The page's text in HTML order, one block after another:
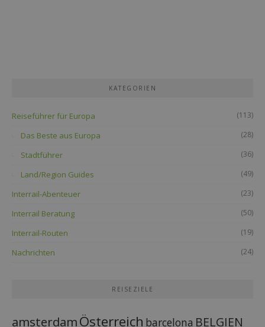
KATEGORIEN
Reiseführer für Europa (113)
Das Beste aus Europa (28)
Stadtführer (36)
Land/Region Guides (49)
Interrail-Abenteuer (23)
Interrail Beratung (50)
Interrail-Routen (19)
Nachrichten (24)
REISEZIELE
amsterdamÖsterreich barcelona BELGIEN